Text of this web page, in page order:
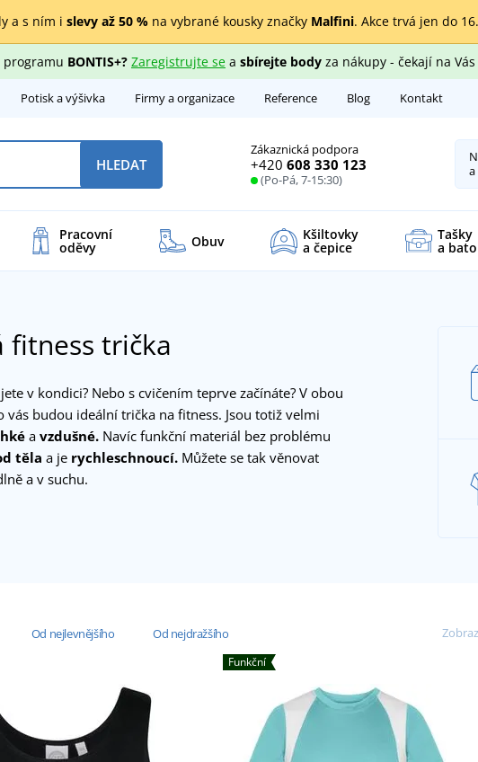
a s ním i slevy až 50 %na vybrané kousky značky Malfini. Akce trvá jen do
programu BONTIS+? Zaregistrujte sea sbírejte bodyza nákupy - čekají na Vás
Potisk a výšivka Firmy a organizace Reference Blog Kontakt
Zákaznická podpora
+420 608 330 123
(Po-Pá, 7-15:30)
HLEDAT
a
Pracovní
oděvy Obuv Kšiltovky
a čepice
Tašky
a
fitness trička
v kondici? Nebo s cvičením teprve začínáte? V obou
vás budou ideální trička na fitness. Jsou totiž velmi
a vzdušné. Navíc funkční materiál bez problému
těla a je rychleschnoucí. Můžete se tak věnovat
a v suchu.
Od nejlevnějšího Od nejdražšího
Funkční